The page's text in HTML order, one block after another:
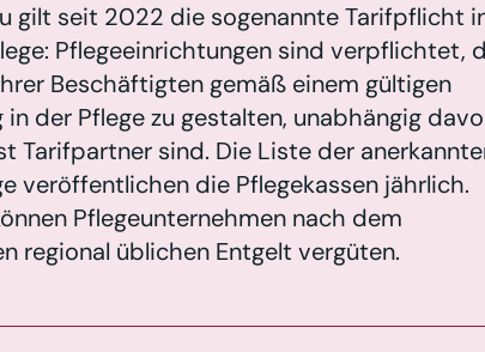
gilt seit 2022 die sogenannte Tarifpflicht
Pflegeeinrichtungen sind verpflichtet,
Beschäftigten gemäß einem gültigen
der Pflege zu gestalten, unabhängig
Tarifpartner sind. Die Liste der
veröffentlichen die Pflegekassen jährlich.
Pflegeunternehmen nach dem
regional üblichen Entgelt vergüten.